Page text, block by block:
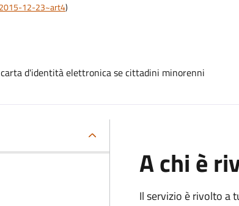
12-23~art4)
d'identità elettronica se cittadini minorenni
A chi è
Il servizio è rivolto a